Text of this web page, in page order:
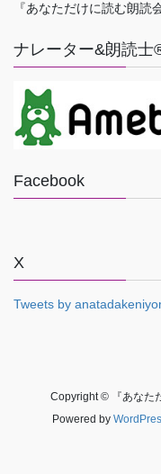
『あなただけに読む朗
ナレーター&朗読
Facebook
X
Tweets by
Copyright © 『あなた
Powered by